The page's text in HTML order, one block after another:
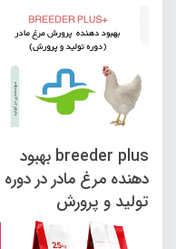
breeder plus بهبود
دهنده مرغ مادر در دوره
تولید و پرورش